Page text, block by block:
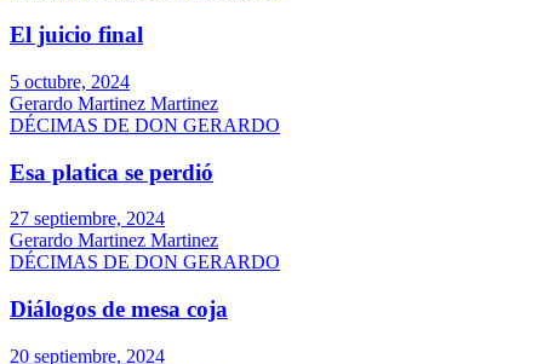
El juicio final
5 octubre, 2024
Gerardo Martinez Martinez
DÉCIMAS DE DON GERARDO
Esa platica se perdió
27 septiembre, 2024
Gerardo Martinez Martinez
DÉCIMAS DE DON GERARDO
Diálogos de mesa coja
20 septiembre, 2024